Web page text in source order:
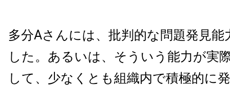
多分Aさんには、批判的な問題発見
した。あるいは、そういう能力が実
して、少なくとも組織内で積極的に